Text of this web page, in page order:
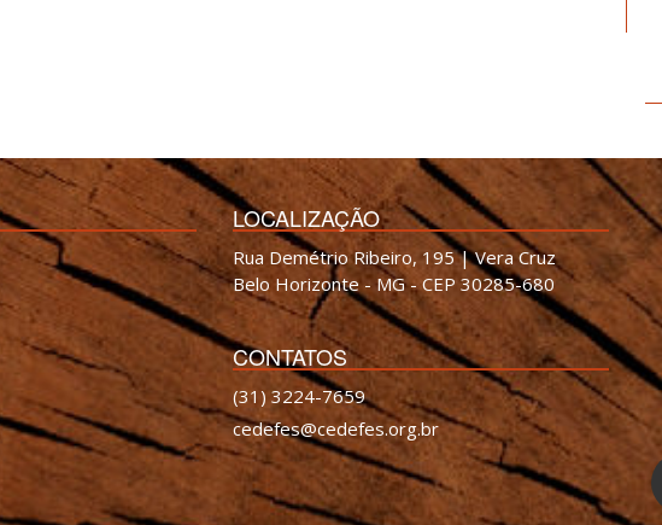
LOCALIZAÇÃO
Rua Demétrio Ribeiro, 195 | Vera Cruz
Belo Horizonte - MG - CEP 30285-680
CONTATOS
(31) 3224-7659
cedefes@cedefes.org.br